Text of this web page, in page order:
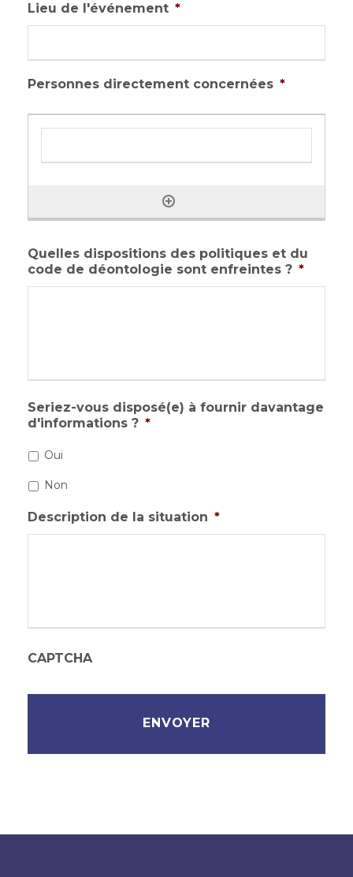
M
D
D
Lieu de l'événement *
Personnes directement concernées *
Quelles dispositions des politiques et du
code de déontologie sont enfreintes ? *
Seriez-vous disposé(e) à fournir davantage
d'informations ? *
Oui
Non
Description de la situation *
CAPTCHA